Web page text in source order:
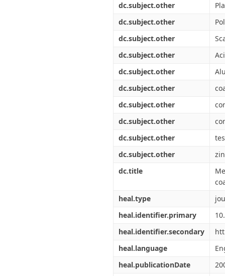
dc.subject.other
dc.subject.other
dc.subject.other
dc.subject.other
dc.subject.other
dc.subject.other
dc.subject.other
dc.subject.other
dc.subject.other
dc.subject.other
dc.title
heal.type
heal.identifier.primary
heal.identifier.secondary
heal.language
heal.publicationDate